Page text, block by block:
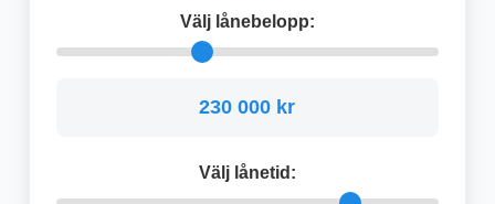
Välj lånebelopp:
230 000 kr
Välj lånetid: